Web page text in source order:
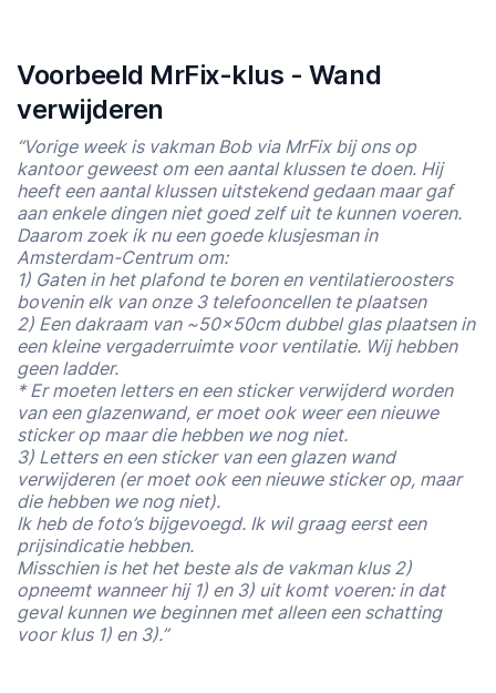
Voorbeeld MrFix-klus - Wand
verwijderen
“Vorige week is vakman Bob via MrFix bij ons op
kantoor geweest om een aantal klussen te doen. Hij
heeft een aantal klussen uitstekend gedaan maar gaf
aan enkele dingen niet goed zelf uit te kunnen voeren.
Daarom zoek ik nu een goede klusjesman in
Amsterdam-Centrum om:
1) Gaten in het plafond te boren en ventilatieroosters
bovenin elk van onze 3 telefooncellen te plaatsen
2) Een dakraam van ~50x50cm dubbel glas plaatsen in
een kleine vergaderruimte voor ventilatie. Wij hebben
geen ladder.
* Er moeten letters en een sticker verwijderd worden
van een glazenwand, er moet ook weer een nieuwe
sticker op maar die hebben we nog niet.
3) Letters en een sticker van een glazen wand
verwijderen (er moet ook een nieuwe sticker op, maar
die hebben we nog niet).
Ik heb de foto’s bijgevoegd. Ik wil graag eerst een
prijsindicatie hebben.
Misschien is het het beste als de vakman klus 2)
opneemt wanneer hij 1) en 3) uit komt voeren: in dat
geval kunnen we beginnen met alleen een schatting
voor klus 1) en 3).”